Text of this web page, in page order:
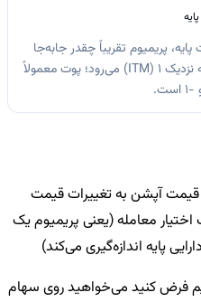
پریمیوم تقریباً چقدر جابه‌جا
می‌شود. کال از نزدیک صفر (OTM) به نزدیک 1 (ITM) می‌رود؛ پوت معمولاً
آپشن به تغییرات قیمت
معامله (یعنی پریمیوم یک
پایه اندازه‌گیری می‌کند)
فرض کنید می‌خواهید روی سهام